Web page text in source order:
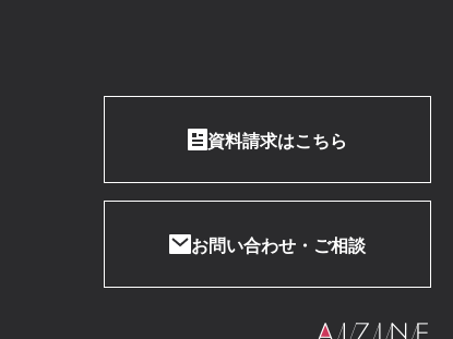
資料請求はこちら
お問い合わせ・ご相談